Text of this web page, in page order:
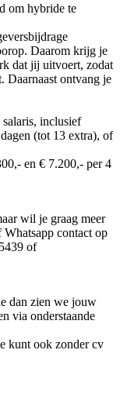
om hybride te
Daarom krijg je
dat jij uitvoert, zodat
Daarnaast ontvang je
inclusief
(tot 13 extra), of
en € 7.200,- per 4
wil je graag meer
contact op
of
dan zien we jouw
via onderstaande
kunt ook zonder cv